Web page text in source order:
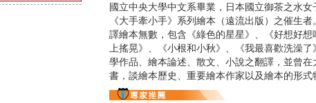
國立中央大學中文系畢業，日本國立御茶之水
《大手牽小手》系列繪本（遠流出版）之催生
譯繪本無數，包含《綠色的星星》、《好想好
上搖晃》、《小根和小秋》、《我最喜歡洗澡
學作品、繪本論述、散文、小說之翻譯，並曾
書，談繪本歷史、重要繪本作家以及繪本的形